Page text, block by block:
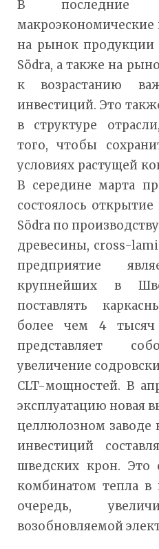
В последние
на рынок
Södra, а также на
к возрастанию
инвестиций. Это
в структуре
того, чтобы
условиях растущей
В середине марта
состоялось
Södra по
древесины, cross-
предприятие
крупнейших в
поставлять
более чем 4
представляет
увеличение
CLT-мощностей. В
эксплуатацию новая
целлюлозном заводе
инвестиций
шведских крон. Это
комбинатом тепла
очередь,
возобновляемой